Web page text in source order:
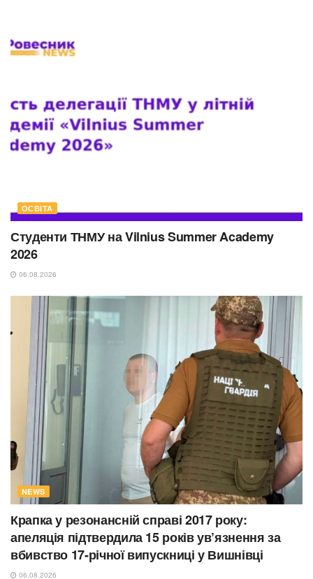
ОСВІТА
Студенти ТНМУ на Vilnius Summer Academy
2026
06.08.2026
NEWS
Крапка у резонансній справі 2017 року:
апеляція підтвердила 15 років ув’язнення за
вбивство 17-річної випускниці у Вишнівці
06.08.2026